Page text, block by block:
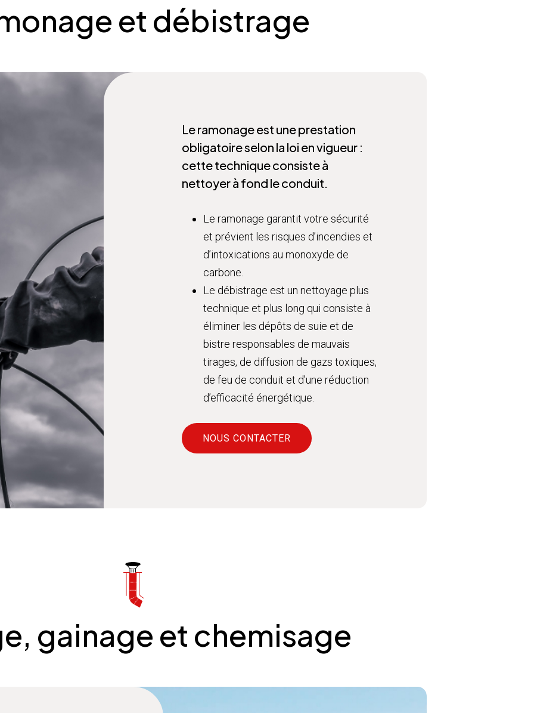
et débistrage
Le ramonage est une prestation
obligatoire selon la loi en vigueur :
cette technique consiste à
nettoyer à fond le conduit.
Le ramonage garantit votre sécurité
et prévient les risques d’incendies et
d’intoxications au monoxyde de
carbone.
Le débistrage est un nettoyage plus
technique et plus long qui consiste à
éliminer les dépôts de suie et de
bistre responsables de mauvais
tirages, de diffusion de gazs toxiques,
de feu de conduit et d’une réduction
d’efficacité énergétique.
NOUS CONTACTER
gainage et chemisage